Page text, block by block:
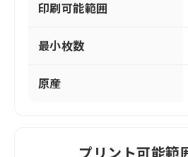
印刷可能範囲
最小枚数
原産
プリント可能範